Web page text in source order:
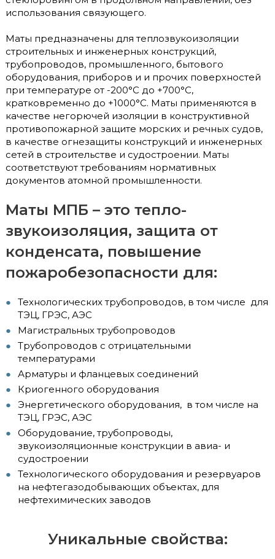
использования связующего.
Маты предназначены для теплозвукоизоляции
строительных и инженерных конструкций,
трубопроводов, промышленного, бытового
оборудования, приборов и и прочих поверхностей
при температуре от -200°С до +700°С,
кратковременно до +1000°С. Маты применяются в
качестве негорючей изоляции в конструктивной
противопожарной защите морских и речных судов,
в качестве огнезащиты конструкций и инженерных
сетей в строительстве и судостроении. Маты
соответствуют требованиям нормативных
документов атомной промышленности.
Маты МПБ – это тепло-
звукоизоляция, защита от
конденсата, повышение
пожаробезопасности для:
Технологических трубопроводов, в том числе для
ТЭЦ, ГРЭС, АЭС
Магистральных трубопроводов
Трубопроводов с отрицательными
температурами
Арматуры и фланцевых соединений
Криогенного оборудования
Энергетического оборудования, в том числе на
ТЭЦ, ГРЭС, АЭС
Оборудование, трубопроводы,
звукоизоляционные конструкции в авиа- и
судостроении
Технологического оборудования и резервуаров
на нефтегазодобывающих объектах, для
нефтехимических заводов
Уникальные свойства: